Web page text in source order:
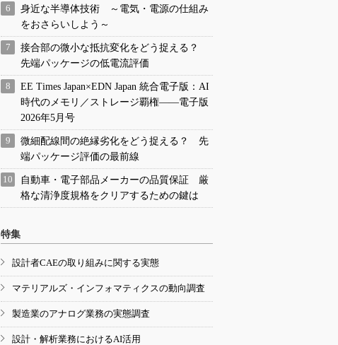
身近な半導体技術 ～電気・電源の仕組み
をおさらいしよう～
接合部の微小な抵抗変化をどう捉える？
先端パッケージの低電流評価
EE Times Japan×EDN Japan 統合電子版：AI
時代のメモリ／ストレージ覇権――電子版
2026年5月号
微細配線間の絶縁劣化をどう捉える？ 先
端パッケージ評価の最前線
自動車・電子部品メーカーの品質保証 厳
格な清浄度規格をクリアするための鍵は
特集
設計者CAEの取り組みに関する実態
マテリアルズ・インフォマティクスの動向調査
製造業のアナログ業務の実態調査
設計・解析業務におけるAI活用